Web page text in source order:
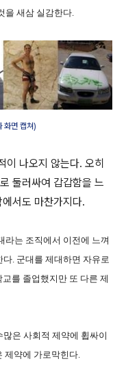
을 새삼 실감한다.
캡쳐)
이 나오지 않는다. 오히
둘러싸여 갑갑함을 느
서도 마찬가지다.
라는 조직에서 이전에 느껴
. 군대를 제대하면 자유로
를 졸업했지만 또 다른 제
은 사회적 제약에 휩싸이
제약에 가로막힌다.